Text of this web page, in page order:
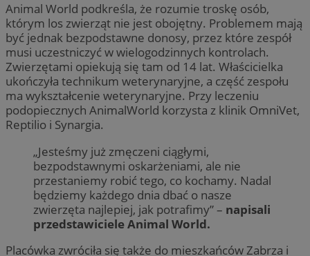
Animal World podkreśla, że rozumie troskę osób,
którym los zwierząt nie jest obojętny. Problemem mają
być jednak bezpodstawne donosy, przez które zespół
musi uczestniczyć w wielogodzinnych kontrolach.
Zwierzętami opiekują się tam od 14 lat. Właścicielka
ukończyła technikum weterynaryjne, a część zespołu
ma wykształcenie weterynaryjne. Przy leczeniu
podopiecznych AnimalWorld korzysta z klinik OmniVet,
Reptilio i Synargia.
„Jesteśmy już zmęczeni ciągłymi,
bezpodstawnymi oskarżeniami, ale nie
przestaniemy robić tego, co kochamy. Nadal
będziemy każdego dnia dbać o nasze
zwierzęta najlepiej, jak potrafimy” – napisali
przedstawiciele Animal World.
Placówka zwróciła się także do mieszkańców Zabrza i